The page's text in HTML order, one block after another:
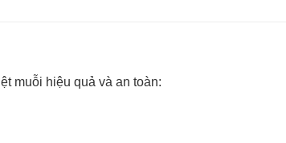
muỗi hiệu quả và an toàn: